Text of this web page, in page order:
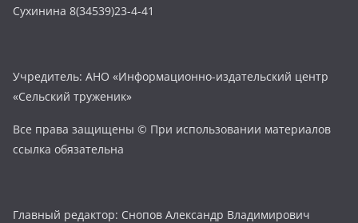
Сухинина 8(34539)23-4-41
Учредитель: АНО «Информационно-издательский центр
«Сельский труженик»
Все права защищены © При использовании материалов
ссылка обязательна
Главный редактор: Снопов Александр Владимирович